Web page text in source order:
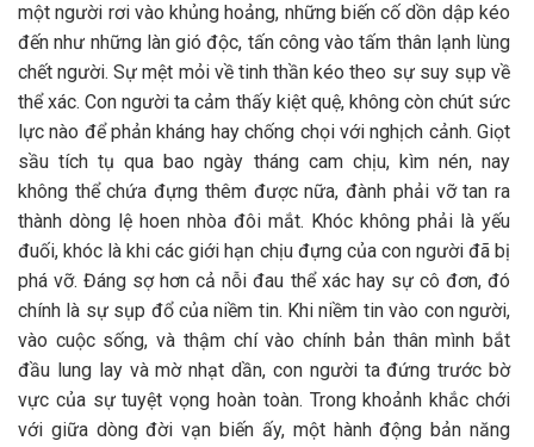
một người rơi vào khủng hoảng, những biến cố dồn dập kéo
đến như những làn gió độc, tấn công vào tấm thân lạnh lùng
chết người. Sự mệt mỏi về tinh thần kéo theo sự suy sụp về
thể xác. Con người ta cảm thấy kiệt quệ, không còn chút sức
lực nào để phản kháng hay chống chọi với nghịch cảnh. Giọt
sầu tích tụ qua bao ngày tháng cam chịu, kìm nén, nay
không thể chứa đựng thêm được nữa, đành phải vỡ tan ra
thành dòng lệ hoen nhòa đôi mắt. Khóc không phải là yếu
đuối, khóc là khi các giới hạn chịu đựng của con người đã bị
phá vỡ. Đáng sợ hơn cả nỗi đau thể xác hay sự cô đơn, đó
chính là sự sụp đổ của niềm tin. Khi niềm tin vào con người,
vào cuộc sống, và thậm chí vào chính bản thân mình bắt
đầu lung lay và mờ nhạt dần, con người ta đứng trước bờ
vực của sự tuyệt vọng hoàn toàn. Trong khoảnh khắc chới
với giữa dòng đời vạn biến ấy, một hành động bản năng